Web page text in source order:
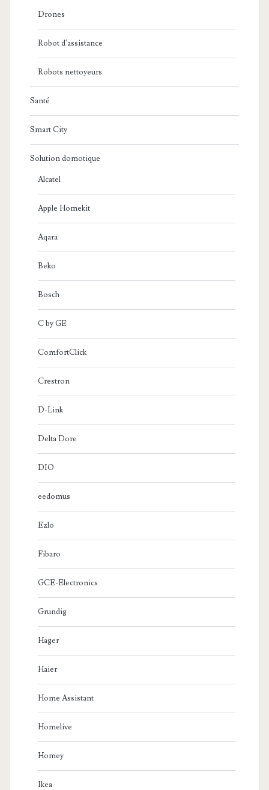
Drones
Robot d'assistance
Robots nettoyeurs
Santé
Smart City
Solution domotique
Alcatel
Apple Homekit
Aqara
Beko
Bosch
C by GE
ComfortClick
Crestron
D-Link
Delta Dore
DIO
eedomus
Ezlo
Fibaro
GCE-Electronics
Grundig
Hager
Haier
Home Assistant
Homelive
Homey
Ikea